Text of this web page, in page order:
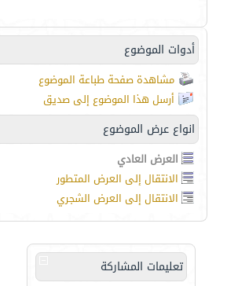
أدوات الموضوع
مشاهدة صفحة طباعة الموضوع
أرسل هذا الموضوع إلى صديق
انواع عرض الموضوع
العرض العادي
الانتقال إلى العرض المتطور
الانتقال إلى العرض الشجري
تعليمات المشاركة